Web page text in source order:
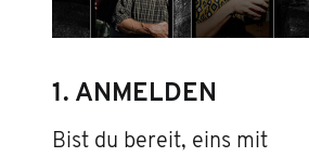
1. ANMELDEN
Bist du bereit, eins mit